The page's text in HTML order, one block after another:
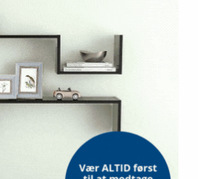
Momcozy S12 Pro elektronisk
brystpumpe 180 ml